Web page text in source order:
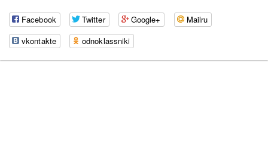
Facebook Twitter Google+
Mailru
vkontakte
odnoklassniki